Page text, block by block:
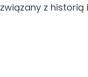
związany z